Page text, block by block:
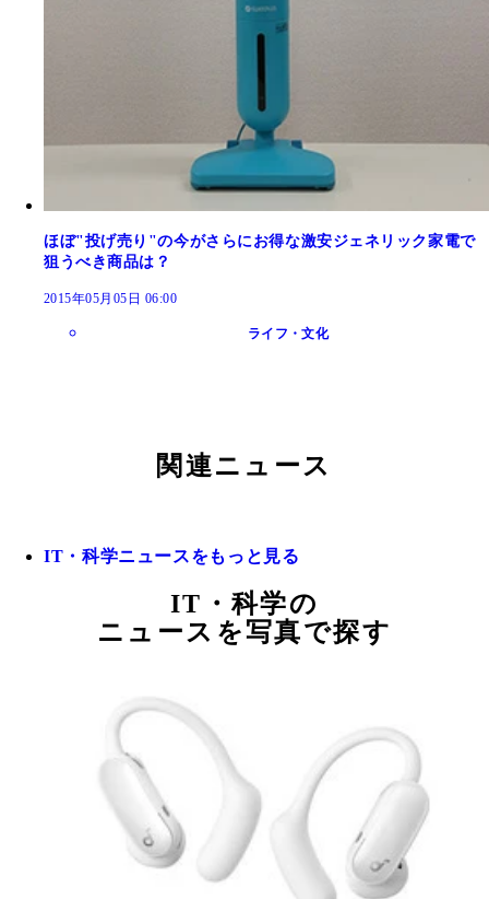
ほぼ"投げ売り"の今がさらにお得な激安ジェネリック家電で
狙うべき商品は？
2015年05月05日 06:00
ライフ・文化
関連ニュース
IT・科学ニュースをもっと見る
IT・科学の
ニュースを写真で探す